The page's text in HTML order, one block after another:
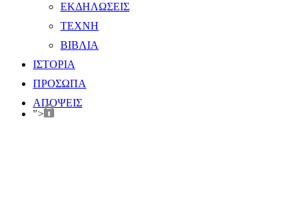
ΕΚΔΗΛΩΣΕΙΣ
ΤΕΧΝΗ
ΒΙΒΛΙΑ
ΙΣΤΟΡΙΑ
ΠΡΟΣΩΠΑ
ΑΠΟΨΕΙΣ
">